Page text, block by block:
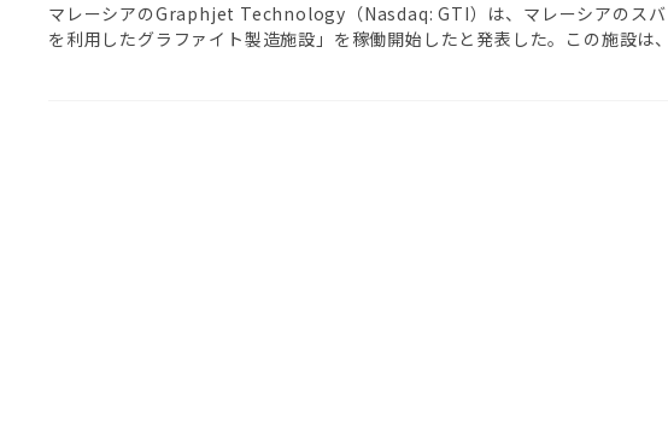
マレーシアのGraphjet Technology（Nasdaq: GTI）は、マレーシアのス
を利用したグラファイト製造施設」を稼働開始したと発表した。この施設